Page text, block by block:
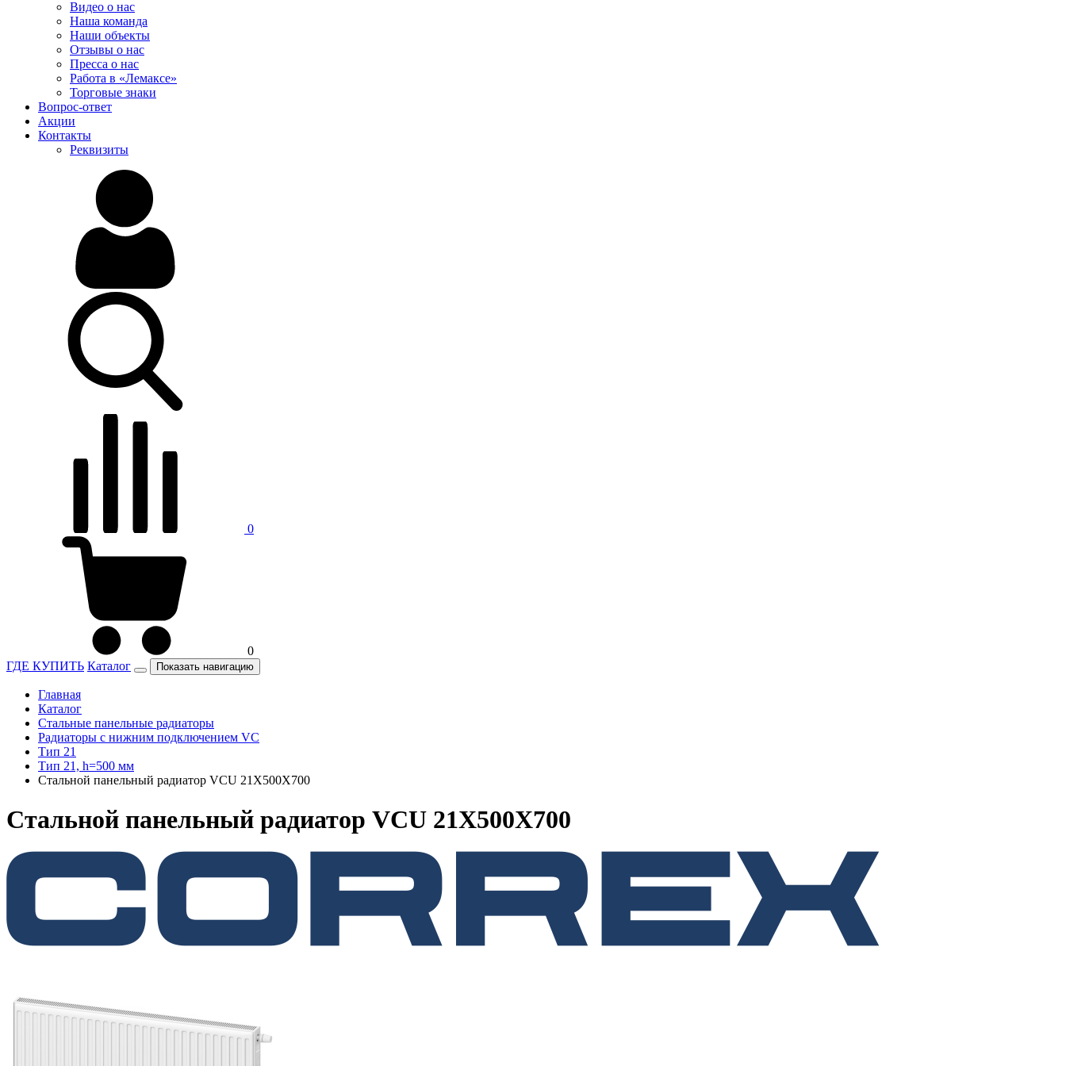
Видео о нас
Наша команда
Наши объекты
Отзывы о нас
Пресса о нас
Работа в «Лемаксе»
Торговые знаки
Вопрос-ответ
Акции
Контакты
Реквизиты
0
0
ГДЕ КУПИТЬ Каталог Показать навигацию
Главная
Каталог
Стальные панельные радиаторы
Радиаторы c нижним подключением VC
Тип 21
Тип 21, h=500 мм
Стальной панельный радиатор VCU 21Х500X700
Стальной панельный радиатор VCU 21Х500X700